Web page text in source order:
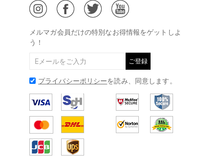
ご特定商取引法に基づく表示
Drawelry Blog
メルマガ会員だけの特別なお得情報をゲットしよ
う！
ご登録
プライバシーポリシーを読み、同意します。